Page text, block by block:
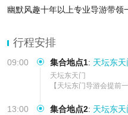
幽默风趣十年以上专业导游带领
行程安排
09:00 集合地点1: 天坛东天
天坛东天门
【天坛东门导游会提前
13:00 集合地点2: 天坛东天